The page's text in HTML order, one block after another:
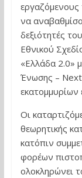
εργαζόμενους
να
δεξιότητές
Εθνικού
«Ελλάδα 2.0»
Ένωσης –
εκατομμυρίων
Οι
θεωρητικής
κατόπιν
φορέων
ολοκληρώνει